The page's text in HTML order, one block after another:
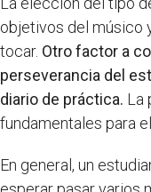
objetivos del músico
tocar. Otro factor a
perseverancia del
diario de práctica. La
fundamentales para
En general, un